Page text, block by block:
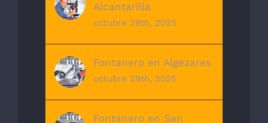
Alcantarilla
octubre 29th, 2025
Fontanero en Algezares
octubre 29th, 2025
Fontanero en San